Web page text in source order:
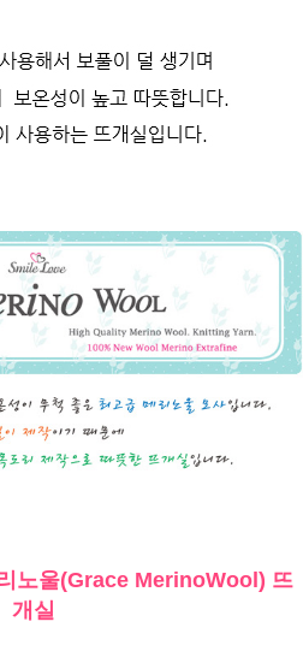
노울(Grace MerinoWool) 뜨
개실